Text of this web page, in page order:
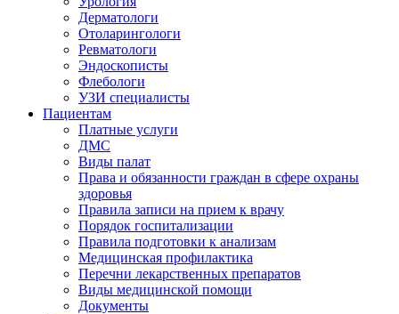
Дерматологи
Отоларингологи
Ревматологи
Эндоскописты
Флебологи
УЗИ специалисты
Пациентам
Платные услуги
ДМС
Виды палат
Права и обязанности граждан в сфере охраны
здоровья
Правила записи на прием к врачу
Порядок госпитализации
Правила подготовки к анализам
Медицинская профилактика
Перечни лекарственных препаратов
Виды медицинской помощи
Документы